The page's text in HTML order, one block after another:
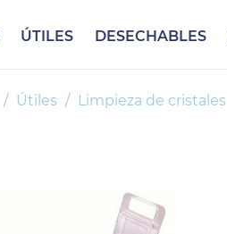
ÚTILES DESECHABLES
Útiles Limpieza de cristales